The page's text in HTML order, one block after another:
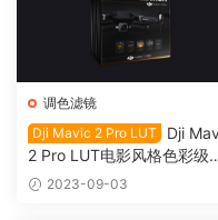
调色滤镜
Dji Mavic 2 Pro LUT
Dji
2 Pro LUT电影风格色彩级
像增强校正降噪工具套件
2023-09-03